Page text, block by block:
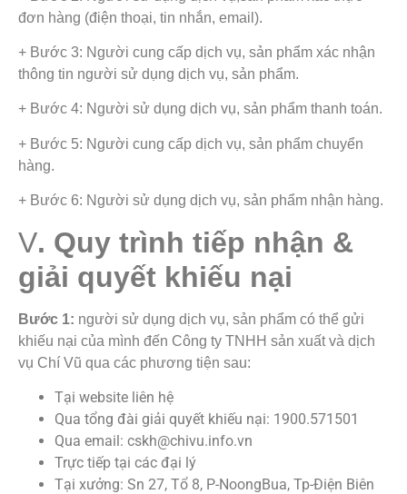
đơn hàng (điện thoại, tin nhắn, email).
+ Bước 3: Người cung cấp dịch vụ, sản phẩm xác nhận
thông tin người sử dụng dịch vụ, sản phẩm.
+ Bước 4: Người sử dụng dịch vụ, sản phẩm thanh toán.
+ Bước 5: Người cung cấp dịch vụ, sản phẩm chuyển
hàng.
+ Bước 6: Người sử dụng dịch vụ, sản phẩm nhận hàng.
V. Quy trình tiếp nhận &
giải quyết khiếu nại
Bước 1: người sử dụng dịch vụ, sản phẩm có thể gửi
khiếu nại của mình đến Công ty TNHH sản xuất và dịch
vụ Chí Vũ qua các phương tiện sau:
Tại website liên hệ
Qua tổng đài giải quyết khiếu nại: 1900.571501
Qua email: cskh@chivu.info.vn
Trực tiếp tại các đại lý
Tại xưởng: Sn 27, Tổ 8, P-NoongBua, Tp-Điện Biên